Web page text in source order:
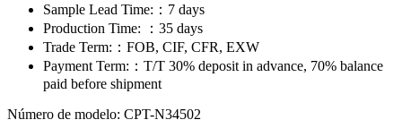
Sample Lead Time:： 7 days
Production Time: ： 35 days
Trade Term:： FOB, CIF, CFR, EXW
Payment Term:： T/T 30% deposit in advance, 70% balance
paid before shipment
Número de modelo: CPT-N34502